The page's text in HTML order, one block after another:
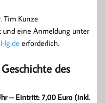
Tim Kunze
und eine Anmeldung unter
lg.de erforderlich.
des
– Eintritt: 7,00 Euro (inkl.